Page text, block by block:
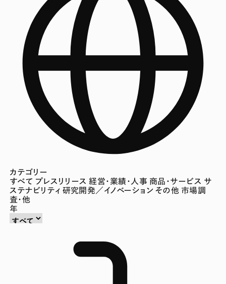
カテゴリー
すべて プレスリリース経営・業績・人事 商品・サービス サ
ステナビリティ 研究開発／イノベーション その他 市場調
査・他
年